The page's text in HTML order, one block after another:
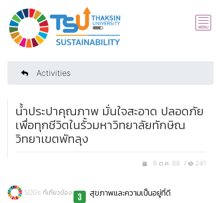
Activities
น้ำประปาคุณภาพ มั่นใจสะอาด ปลอดภัย
เพื่อทุกชีวิตในรั้วมหาวิทยาลัยทักษิณ
วิทยาเขตพัทลุง
9 ต.ค. 68 / 241
SDGs ที่เกี่ยวข้อง สุขภาพและความเป็นอยู่ที่ดี